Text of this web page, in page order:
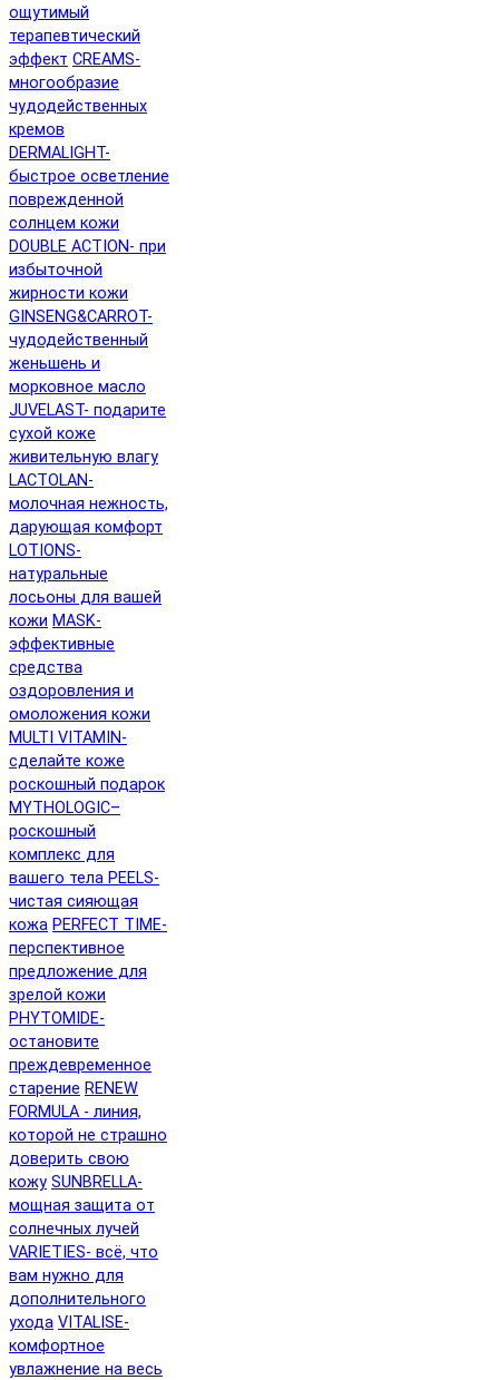
ощутимый
терапевтический
эффект CREAMS-
многообразие
чудодейственных
кремов
DERMALIGHT-
быстрое осветление
поврежденной
солнцем кожи
DOUBLE ACTION- при
избыточной
жирности кожи
GINSENG&CARROT-
чудодейственный
женьшень и
морковное масло
JUVELAST- подарите
сухой коже
живительную влагу
LACTOLAN-
молочная нежность,
дарующая комфорт
LOTIONS-
натуральные
лосьоны для вашей
кожи MASK-
эффективные
средства
оздоровления и
омоложения кожи
MULTI VITAMIN-
сделайте коже
роскошный подарок
MYTHOLOGIC–
роскошный
комплекс для
вашего тела PEELS-
чистая сияющая
кожа PERFECT TIME-
перспективное
предложение для
зрелой кожи
PHYTOMIDE-
остановите
преждевременное
старение RENEW
FORMULA - линия,
которой не страшно
доверить свою
кожу SUNBRELLA-
мощная защита от
солнечных лучей
VARIETIES- всё, что
вам нужно для
дополнительного
ухода VITALISE-
комфортное
увлажнение на весь